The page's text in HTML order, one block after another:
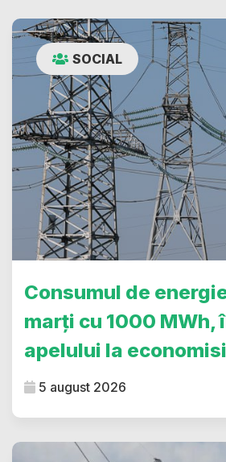
SOCIAL
Consumul de
marți cu 1000 MWh,
apelului la
5 august 2026